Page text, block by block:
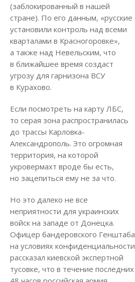
(заблокированный в нашей
стране). По его данным, «русские
установили контроль над всеми
кварталами в Красногоровке»,
а также над Невельским, что
в ближайшее время создаст
угрозу для гарнизона ВСУ
в Курахово.
Если посмотреть на карту ЛБС,
то серая зона распространилась
до трассы Карловка-
Александрополь. Это огромная
территория, на которой
укровермахт вроде бы есть,
но зацепиться ему не за что.
Но это далеко не все
неприятности для украинских
войск на западе от Донецка.
Офицер бандеровского Генштаба
на условиях конфиденциальности
рассказал киевской экспертной
тусовке, что в течение последних